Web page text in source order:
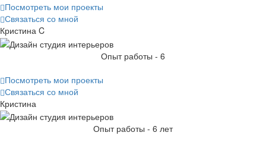
Посмотреть мои проекты
Связаться со мной
Кристина C
Опыт работы - 6
Посмотреть мои проекты
Связаться со мной
Кристина
Опыт работы - 6 лет